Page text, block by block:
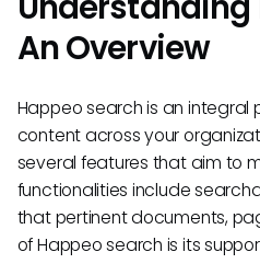
An Overview
Happeo search is an
content across your
several features that aim to
functionalities include
that pertinent documents,
of Happeo search is its